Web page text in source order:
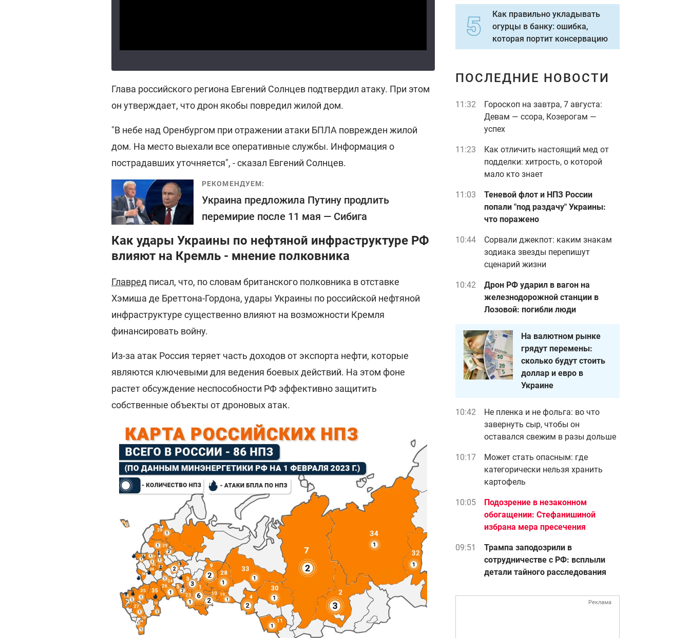
Глава российского региона Евгений Солнцев подтвердил атаку. При этом
он утверждает, что дрон якобы повредил жилой дом.
"В небе над Оренбургом при отражении атаки БПЛА поврежден жилой
дом. На место выехали все оперативные службы. Информация о
пострадавших уточняется", - сказал Евгений Солнцев.
РЕКОМЕНДУЕМ:
Украина предложила Путину продлить
перемирие после 11 мая — Сибига
Как удары Украины по нефтяной инфраструктуре РФ
влияют на Кремль - мнение полковника
Главред писал, что, по словам британского полковника в отставке
Хэмиша де Бреттона-Гордона, удары Украины по российской нефтяной
инфраструктуре существенно влияют на возможности Кремля
финансировать войну.
Из-за атак Россия теряет часть доходов от экспорта нефти, которые
являются ключевыми для ведения боевых действий. На этом фоне
растет обсуждение неспособности РФ эффективно защитить
собственные объекты от дроновых атак.
Как правильно укладывать
огурцы в банку: ошибка,
которая портит консервацию
ПОСЛЕДНИЕ НОВОСТИ
11:32
Гороскоп на завтра, 7 августа:
Девам — ссора, Козерогам —
успех
11:23
Как отличить настоящий мед от
подделки: хитрость, о которой
мало кто знает
11:03
Теневой флот и НПЗ России
попали "под раздачу" Украины:
что поражено
10:44
Сорвали джекпот: каким знакам
зодиака звезды перепишут
сценарий жизни
10:42
Дрон РФ ударил в вагон на
железнодорожной станции в
Лозовой: погибли люди
На валютном рынке
грядут перемены:
сколько будут стоить
доллар и евро в
Украине
10:42
Не пленка и не фольга: во что
завернуть сыр, чтобы он
оставался свежим в разы дольше
10:17
Может стать опасным: где
категорически нельзя хранить
картофель
10:05
Подозрение в незаконном
обогащении: Стефанишиной
избрана мера пресечения
09:51
Трампа заподозрили в
сотрудничестве с РФ: всплыли
детали тайного расследования
Реклама